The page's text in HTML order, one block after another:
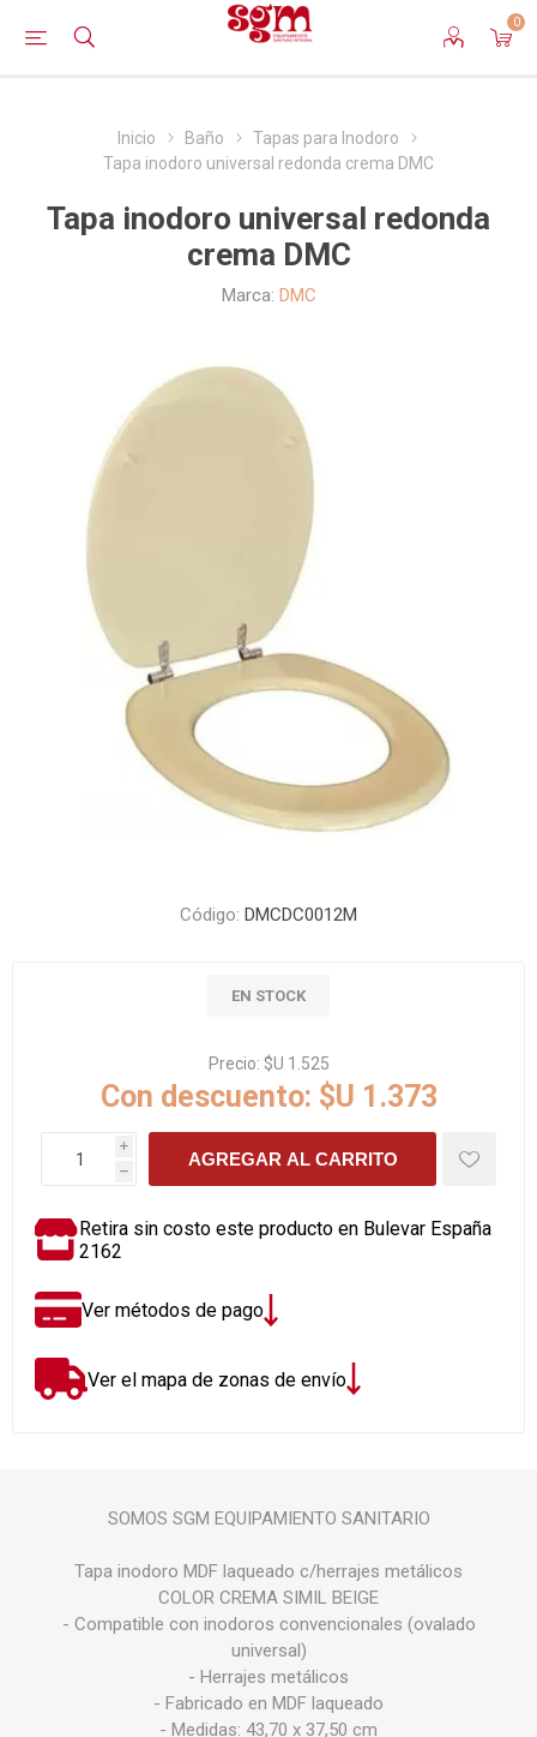
0
Inicio Baño
Tapas para Inodoro
Tapa inodoro universal redonda crema DMC
Tapa inodoro universal redonda
crema DMC
Marca: DMC
Código: DMCDC0012M
EN STOCK
Precio: $U 1.525
Con descuento: $U 1.373
i
h
AGREGAR AL CARRITO
Retira sin costo este producto en Bulevar España
2162
Ver métodos de pago
Ver el mapa de zonas de envío
SOMOS SGM EQUIPAMIENTO SANITARIO
Tapa inodoro MDF laqueado c/herrajes metálicos
COLOR CREMA SIMIL BEIGE
- Compatible con inodoros convencionales (ovalado
universal)
- Herrajes metálicos
- Fabricado en MDF laqueado
- Medidas: 43,70 x 37,50 cm